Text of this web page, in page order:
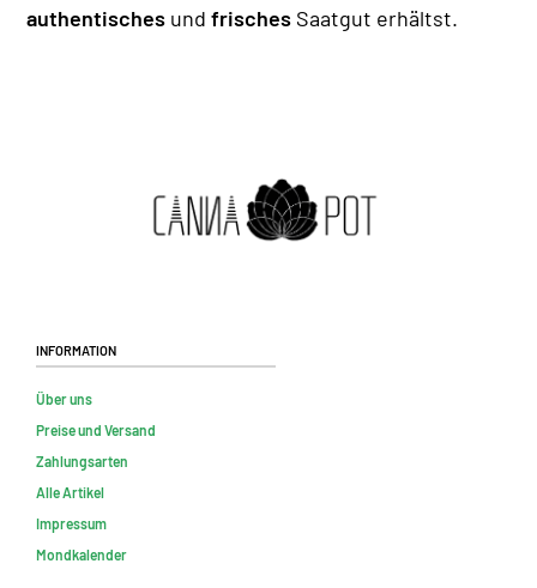
authentisches und frisches Saatgut erhältst.
Information
Über uns
Preise und Versand
Zahlungsarten
Alle Artikel
Impressum
Mondkalender